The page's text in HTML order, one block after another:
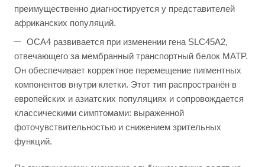
преимущественно диагностируется у представителей
африканских популяций.
OCA4 развивается при изменении гена SLC45A2,
отвечающего за мембранный транспортный белок MATP.
Он обеспечивает корректное перемещение пигментных
компонентов внутри клетки. Этот тип распространён в
европейских и азиатских популяциях и сопровождается
классическими симптомами: выраженной
фоточувствительностью и снижением зрительных
функций.